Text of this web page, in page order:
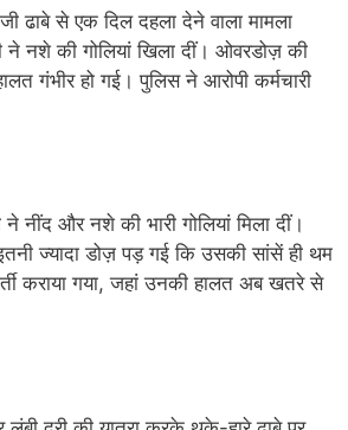
ढाबे से एक दिल दहला देने वाला मामला
ने नशे की गोलियां खिला दीं। ओवरडोज़ की
गंभीर हो गई। पुलिस ने आरोपी कर्मचारी
नींद और नशे की भारी गोलियां मिला दीं।
ज्यादा डोज़ पड़ गई कि उसकी सांसें ही थम
कराया गया, जहां उनकी हालत अब खतरे से